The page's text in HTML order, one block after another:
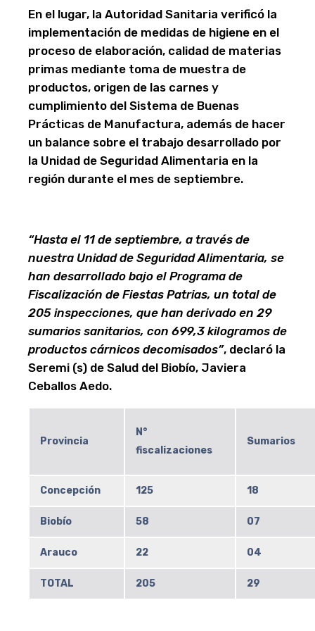
En el lugar, la Autoridad Sanitaria verificó la
implementación de medidas de higiene en el
proceso de elaboración, calidad de materias
primas mediante toma de muestra de
productos, origen de las carnes y
cumplimiento del Sistema de Buenas
Prácticas de Manufactura, además de hacer
un balance sobre el trabajo desarrollado por
la Unidad de Seguridad Alimentaria en la
región durante el mes de septiembre.
“Hasta el 11 de septiembre, a través de
nuestra Unidad de Seguridad Alimentaria, se
han desarrollado bajo el Programa de
Fiscalización de Fiestas Patrias, un total de
205 inspecciones, que han derivado en 29
sumarios sanitarios, con 699,3 kilogramos de
productos cárnicos decomisados”, declaró la
Seremi (s) de Salud del Biobío, Javiera
Ceballos Aedo.
Provincia
N°
fiscalizaciones
Sumarios
Concepción 125 18
Biobío 58 07
Arauco 22 04
TOTAL 205 29